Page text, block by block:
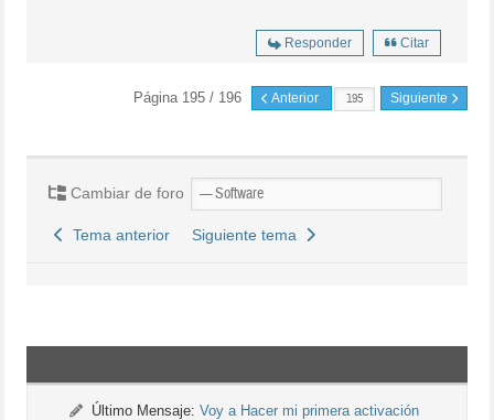
Responder Citar
Página 195 / 196 Anterior Siguiente
Cambiar de foro
Tema anterior Siguiente tema
Último Mensaje: Voy a Hacer mi primera activación